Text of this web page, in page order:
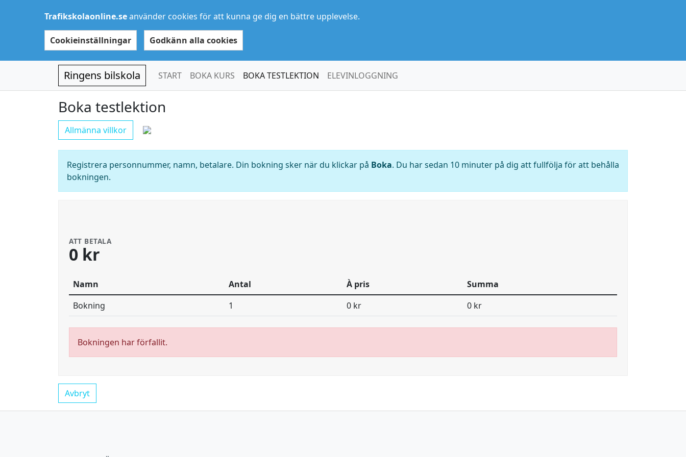
Trafikskolaonline.seanvänder cookies för att kunna ge dig en bättre upplevelse.
Cookieinställningar Godkänn alla cookies
Ringens bilskola START BOKA KURS BOKA TESTLEKTION ELEVINLOGGNING
Boka testlektion
Allmänna villkor
Registrera personnummer, namn, betalare. Din bokning sker när du klickar på Boka. Du har sedan 10 minuter på dig att fullfölja för att behålla
bokningen.
ATT BETALA
0 kr
Namn Antal À pris
Summa
Bokning
1 0 kr 0 kr
Bokningen har förfallit.
Avbryt